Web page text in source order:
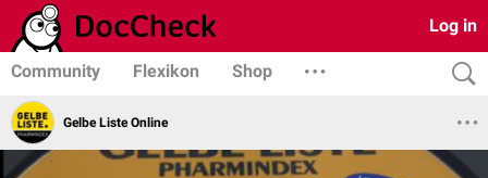
Log in
Community Flexikon Shop
Gelbe Liste Online